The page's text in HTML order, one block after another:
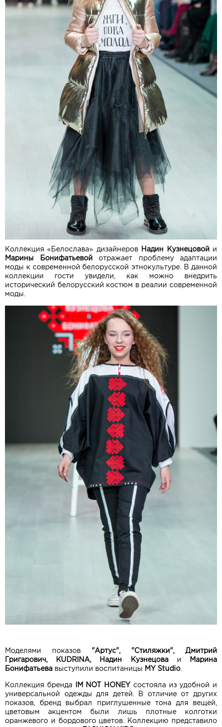
Коллекция «Белослава» дизайнеров Надин Кузнецовойи
Марины Бонифатьевойотражает проблему адаптации
моды к современной белорусской этнокультуре. В данной
коллекции гости увидели, как можно внедрить
исторический белорусский костюм в реалии современной
моды.
Моделями показов "Артус", "Стиляжки", Дмитрий
Григарович, KUDRINA, Надин Кузнецоваи
Марина
Бонифатьева выступили воспитаницы MY Studio
Коллекция бренда IM NOT HONEY состояла из удобной и
универсальной одежды для детей. В отличие от других
показов, бренд выбрал приглушенные тона для вещей,
цветовым акцентом были лишь плотные колготки
оранжевого и бордового цветов. Коллекцию представило